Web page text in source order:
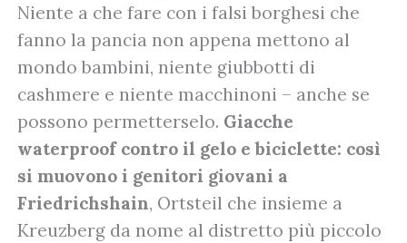
Niente a che fare con i falsi borghesi che
fanno la pancia non appena mettono al
mondo bambini, niente giubbotti di
cashmere e niente macchinoni – anche se
possono permetterselo. Giacche
waterproof contro il gelo e biciclette: così
si muovono i genitori giovani a
Friedrichshain, Ortsteil che insieme a
Kreuzberg da nome al distretto più piccolo